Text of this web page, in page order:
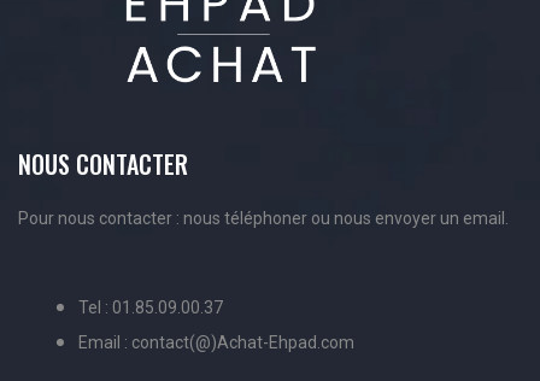
NOUS CONTACTER
Pour nous contacter : nous téléphoner ou nous envoyer un email.
Tel : 01.85.09.00.37
Email : contact(@)Achat-Ehpad.com